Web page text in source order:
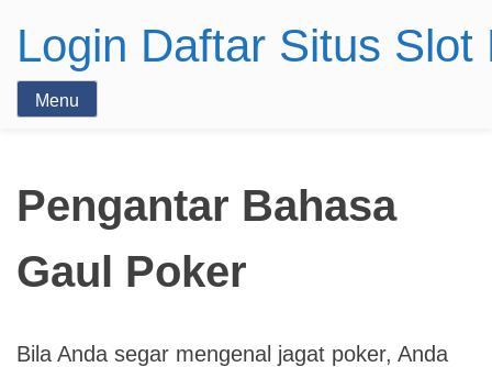
Login Daftar Situs Slot
Menu
Pengantar Bahasa
Gaul Poker
Bila Anda segar mengenal jagat poker, Anda